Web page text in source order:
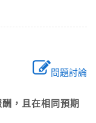
問題討論
，且在相同預期